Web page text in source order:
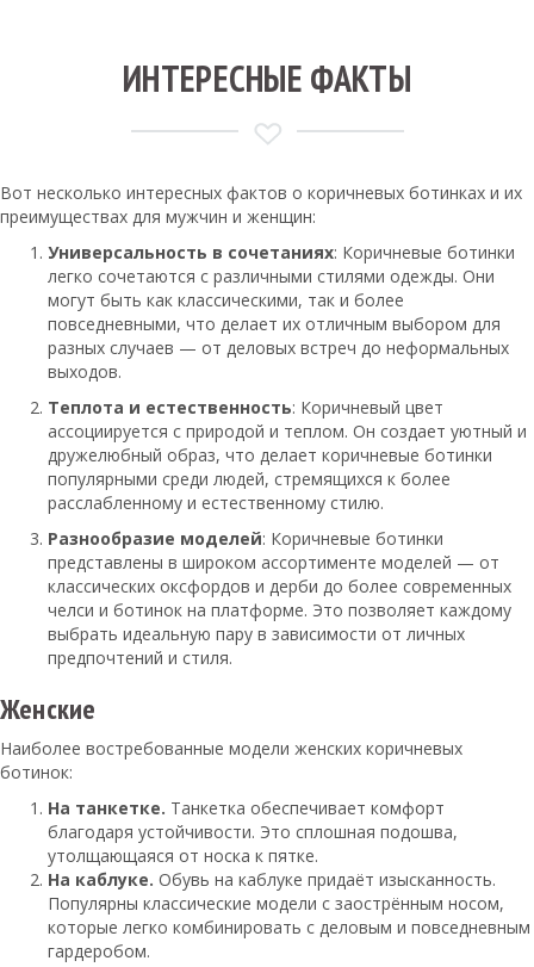
ИНТЕРЕСНЫЕ ФАКТЫ
Вот несколько интересных фактов о коричневых ботинках и их
преимуществах для мужчин и женщин:
Универсальность в сочетаниях: Коричневые ботинки
легко сочетаются с различными стилями одежды. Они
могут быть как классическими, так и более
повседневными, что делает их отличным выбором для
разных случаев — от деловых встреч до неформальных
выходов.
Теплота и естественность: Коричневый цвет
ассоциируется с природой и теплом. Он создает уютный и
дружелюбный образ, что делает коричневые ботинки
популярными среди людей, стремящихся к более
расслабленному и естественному стилю.
Разнообразие моделей: Коричневые ботинки
представлены в широком ассортименте моделей — от
классических оксфордов и дерби до более современных
челси и ботинок на платформе. Это позволяет каждому
выбрать идеальную пару в зависимости от личных
предпочтений и стиля.
Женские
Наиболее востребованные модели женских коричневых
ботинок:
На танкетке. Танкетка обеспечивает комфорт
благодаря устойчивости. Это сплошная подошва,
утолщающаяся от носка к пятке.
На каблуке. Обувь на каблуке придаёт изысканность.
Популярны классические модели с заострённым носом,
которые легко комбинировать с деловым и повседневным
гардеробом.